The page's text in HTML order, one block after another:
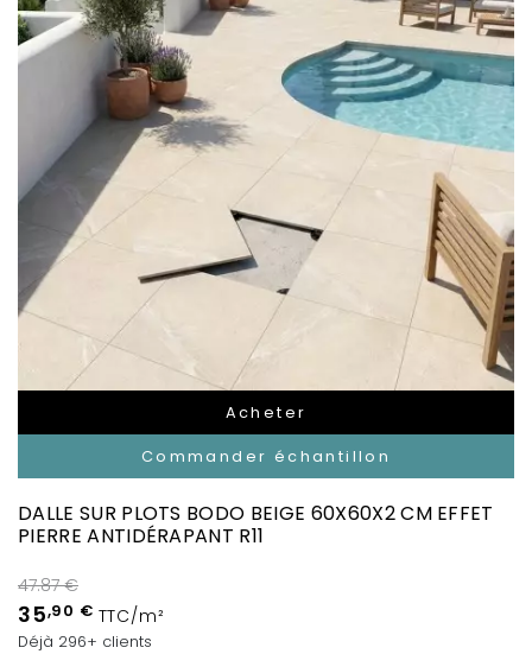
Acheter
Commander échantillon
DALLE SUR PLOTS BODO BEIGE 60X60X2 CM EFFET
PIERRE ANTIDÉRAPANT R11
47.87 €
35,90 € TTC/m²
Déjà 296+ clients